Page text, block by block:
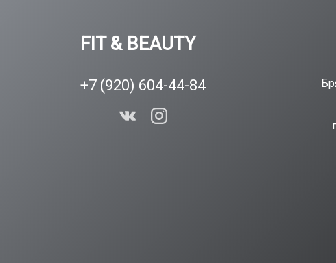
FIT & BEAUTY
+7 (920) 604-44-84